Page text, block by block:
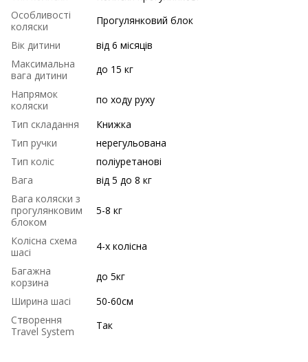
Особливості
коляски
Прогулянковий блок
Вік дитини
від 6 місяців
Максимальна
вага дитини
до 15 кг
Напрямок
коляски
по ходу руху
Тип складання
Книжка
Тип ручки
нерегульована
Тип коліс
поліуретанові
Вага
від 5 до 8 кг
Вага коляски з
прогулянковим
блоком
5-8 кг
Колісна схема
шасі
4-х колісна
Багажна
корзина
до 5кг
Ширина шасі
50-60см
Створення
Travel System
Так